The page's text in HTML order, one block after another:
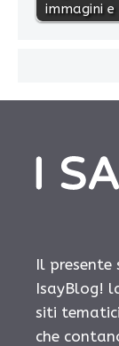
immagini
Il
IsayBlog!
siti
che